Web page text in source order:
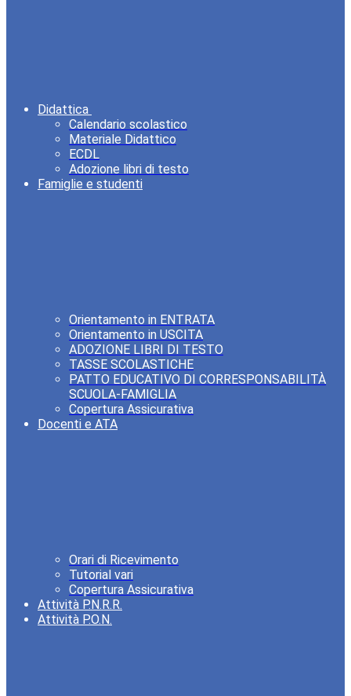
Didattica
Calendario scolastico
Materiale Didattico
ECDL
Adozione libri di testo
Famiglie e studenti
Orientamento in ENTRATA
Orientamento in USCITA
ADOZIONE LIBRI DI TESTO
TASSE SCOLASTICHE
PATTO EDUCATIVO DI CORRESPONSABILITÀ
SCUOLA-FAMIGLIA
Copertura Assicurativa
Docenti e ATA
Orari di Ricevimento
Tutorial vari
Copertura Assicurativa
Attività P.N.R.R.
Attività P.O.N.